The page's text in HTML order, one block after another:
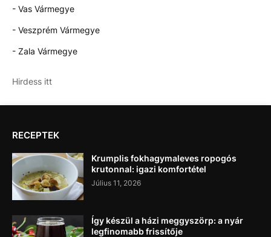
- Vas Vármegye
- Veszprém Vármegye
- Zala Vármegye
Hirdess itt
RECEPTEK
Krumplis fokhagymaleves ropogós
krutonnal: igazi komfortétel
Július 11, 2026
Így készül a házi meggyszörp: a nyár
legfinomabb frissítője